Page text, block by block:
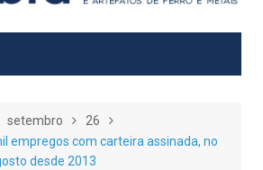
setembro
26
empregos com carteira assinada, no
desde 2013